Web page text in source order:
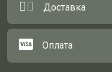
Доставка
Оплата